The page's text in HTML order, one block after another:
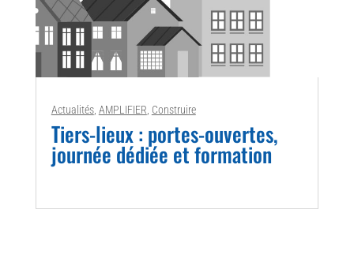
Actualités, AMPLIFIER Construire
Tiers-lieux : portes-ouvertes,
journée dédiée et formation